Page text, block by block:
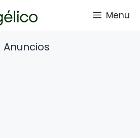
Menu
Anuncios